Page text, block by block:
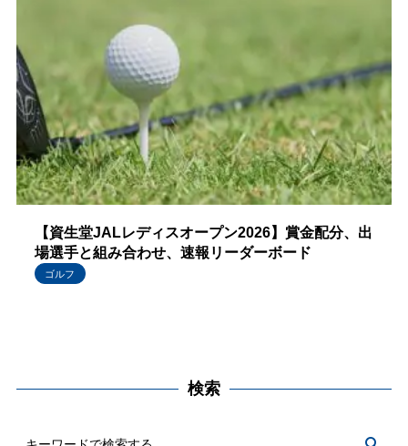
【資生堂JALレディスオープン2026】賞金配分、出
場選手と組み合わせ、速報リーダーボード
ゴルフ
検索